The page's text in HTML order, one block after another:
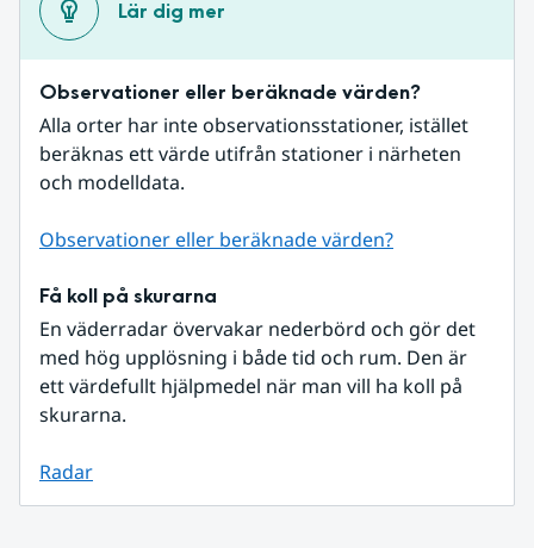
Lär dig mer
Observationer eller beräknade värden?
Alla orter har inte observationsstationer, istället
beräknas ett värde utifrån stationer i närheten
och modelldata.
Observationer eller beräknade värden?
Få koll på skurarna
En väderradar övervakar nederbörd och gör det
med hög upplösning i både tid och rum. Den är
ett värdefullt hjälpmedel när man vill ha koll på
skurarna.
Radar